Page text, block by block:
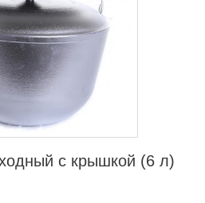
с крышкой (6 л)